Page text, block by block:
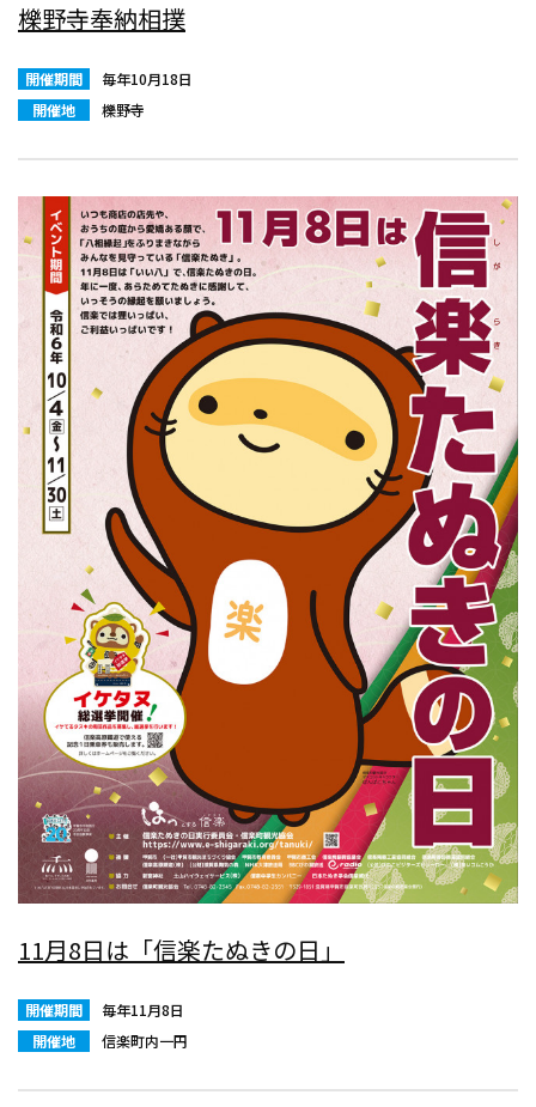
櫟野寺奉納相撲
開催期間
毎年10月18日
開催地
櫟野寺
11月8日は「信楽たぬきの日」
開催期間
毎年11月8日
開催地
信楽町内一円